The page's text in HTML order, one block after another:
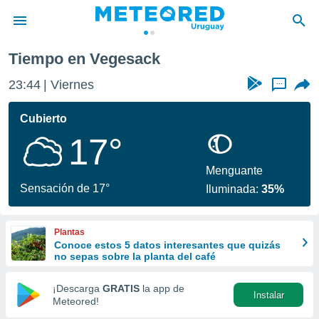
de
ha
que se
calidad.
a este
las
y
forma
digital
basada
Tiempo en Vegesack
23:44 Viernes ...
Cubierto
17°
Sensación de 17°
Menguante
Iluminada:35%
Plantas
Conoce estos 5 datos interesantes que quizás
no sepas sobre la planta del café
¡Descarga GRATIS la app de
Meteored!
Instalar